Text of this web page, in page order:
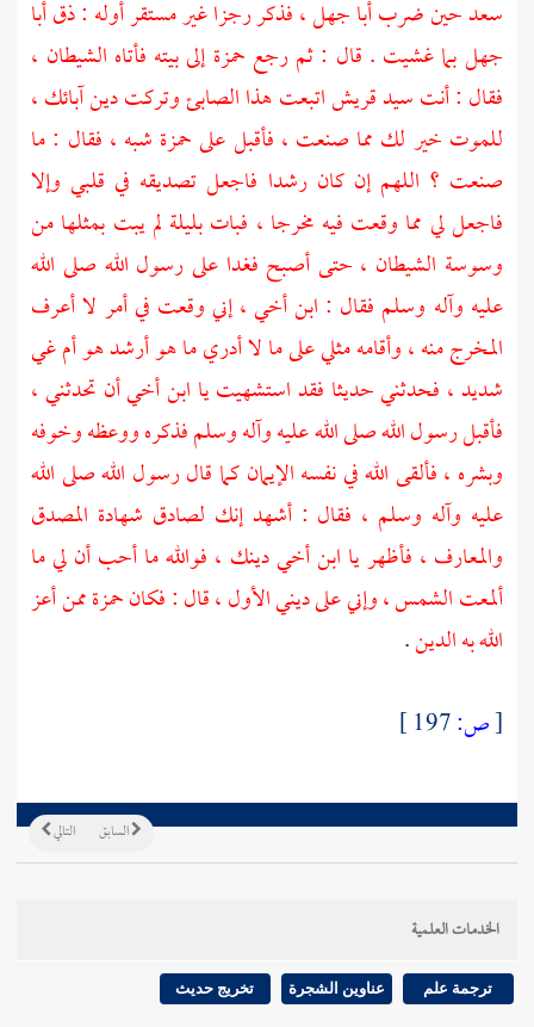
سعدحين ضربأبا جهل، فذكر رجزا غير مستقر أوله : ذقأبا
جهلبما غشيت . قال : ثم رجع حمزةإلى بيته فأتاه الشيطان ،
فقال : أنت سيدقريشاتبعت هذا الصابئ وتركت دين آبائك ،
للموت خير لك مما صنعت ، فأقبل علىحمزة شبه ، فقال : ما
صنعت ؟ اللهم إن كان رشدا فاجعل تصديقه في قلبي وإلا
فاجعل لي مما وقعت فيه مخرجا ، فبات بليلة لم يبت بمثلها من
وسوسة الشيطان ، حتى أصبح فغدا على رسول الله صلى الله
عليه وآله وسلم فقال : ابن أخي ، إني وقعت في أمر لا أعرف
المخرج منه ، وأقامه مثلي على ما لا أدري ما هو أرشد هو أم غي
شديد ، فحدثني حديثا فقد استشهيت يا ابن أخي أن تحدثني ،
فأقبل رسول الله صلى الله عليه وآله وسلم فذكره ووعظه وخوفه
وبشره ، فألقى الله في نفسه الإيمان كما قال رسول الله صلى الله
عليه وآله وسلم ، فقال : أشهد إنك لصادق شهادة المصدق
والمعارف ، فأظهر يا ابن أخي دينك ، فوالله ما أحب أن لي ما
ألمعت الشمس ، وإني على ديني الأول ، قال : فكانحمزةممن أعز
الله به الدين.
[ص:
التالي السابق
الخدمات العلمية
ترجمة علم عناوين الشجرة تخريج حديث